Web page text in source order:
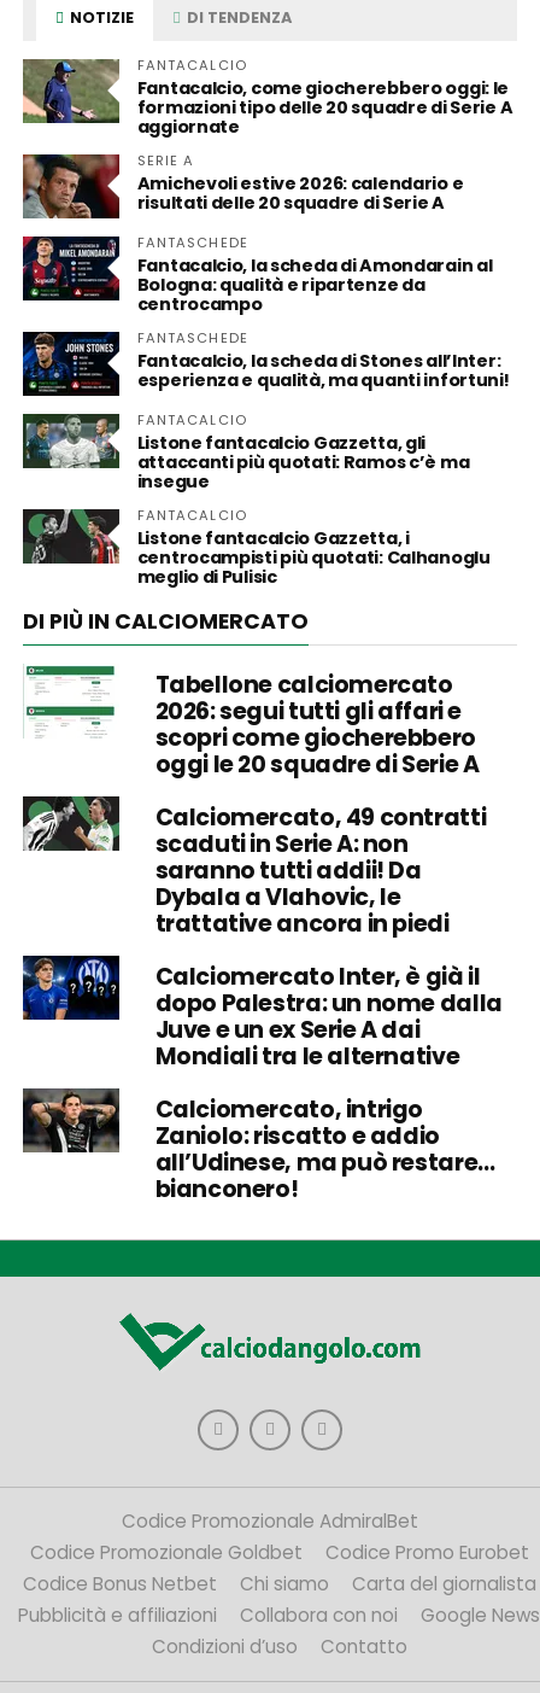
NOTIZIE DI TENDENZA
FANTACALCIO
Fantacalcio, come giocherebbero oggi: le
formazioni tipo delle 20 squadre di Serie A
aggiornate
SERIE A
Amichevoli estive 2026: calendario e
risultati delle 20 squadre di Serie A
FANTASCHEDE
Fantacalcio, la scheda di Amondarain al
Bologna: qualità e ripartenze da
centrocampo
FANTASCHEDE
Fantacalcio, la scheda di Stones all’Inter:
esperienza e qualità, ma quanti infortuni!
FANTACALCIO
Listone fantacalcio Gazzetta, gli
attaccanti più quotati: Ramos c’è ma
insegue
FANTACALCIO
Listone fantacalcio Gazzetta, i
centrocampisti più quotati: Calhanoglu
meglio di Pulisic
DI PIÙ IN CALCIOMERCATO
Tabellone calciomercato
2026: segui tutti gli affari e
scopri come giocherebbero
oggi le 20 squadre di Serie A
Calciomercato, 49 contratti
scaduti in Serie A: non
saranno tutti addii! Da
Dybala a Vlahovic, le
trattative ancora in piedi
Calciomercato Inter, è già il
dopo Palestra: un nome dalla
Juve e un ex Serie A dai
Mondiali tra le alternative
Calciomercato, intrigo
Zaniolo: riscatto e addio
all’Udinese, ma può restare…
bianconero!
Codice Promozionale AdmiralBet
Codice Promozionale Goldbet
Codice Promo Eurobet
Codice Bonus Netbet
Chi siamo
Carta del giornalista
Pubblicità e affiliazioni
Collabora con noi
Google News
Condizioni d’uso
Contatto